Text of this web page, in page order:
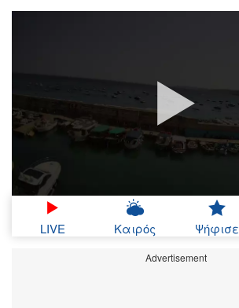
LIVE Καιρός Ψήφισε
Advertisement